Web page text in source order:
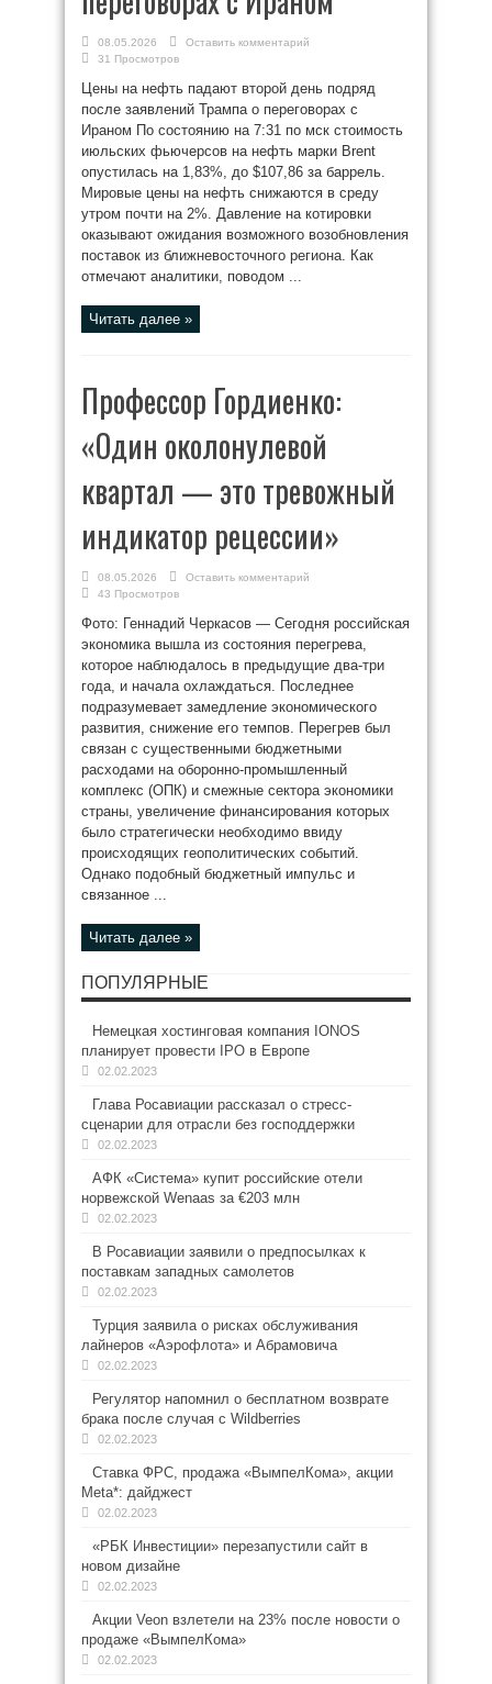
08.05.2026
Оставить комментарий
31 Просмотров
Цены на нефть падают второй день подряд
после заявлений Трампа о переговорах с
Ираном По состоянию на 7:31 по мск стоимость
июльских фьючерсов на нефть марки Brent
опустилась на 1,83%, до $107,86 за баррель.
Мировые цены на нефть снижаются в среду
утром почти на 2%. Давление на котировки
оказывают ожидания возможного возобновления
поставок из ближневосточного региона. Как
отмечают аналитики, поводом ...
Читать далее »
Профессор Гордиенко:
«Один околонулевой
квартал — это тревожный
индикатор рецессии»
08.05.2026
Оставить комментарий
43 Просмотров
Фото: Геннадий Черкасов — Сегодня российская
экономика вышла из состояния перегрева,
которое наблюдалось в предыдущие два-три
года, и начала охлаждаться. Последнее
подразумевает замедление экономического
развития, снижение его темпов. Перегрев был
связан с существенными бюджетными
расходами на оборонно-промышленный
комплекс (ОПК) и смежные сектора экономики
страны, увеличение финансирования которых
было стратегически необходимо ввиду
происходящих геополитических событий.
Однако подобный бюджетный импульс и
связанное ...
Читать далее »
ПОПУЛЯРНЫЕ
Немецкая хостинговая компания IONOS
планирует провести IPO в Европе
02.02.2023
Глава Росавиации рассказал о стресс-
сценарии для отрасли без господдержки
02.02.2023
АФК «Система» купит российские отели
норвежской Wenaas за €203 млн
02.02.2023
В Росавиации заявили о предпосылках к
поставкам западных самолетов
02.02.2023
Турция заявила о рисках обслуживания
лайнеров «Аэрофлота» и Абрамовича
02.02.2023
Регулятор напомнил о бесплатном возврате
брака после случая с Wildberries
02.02.2023
Ставка ФРС, продажа «ВымпелКома», акции
Meta*: дайджест
02.02.2023
«РБК Инвестиции» перезапустили сайт в
новом дизайне
02.02.2023
Акции Veon взлетели на 23% после новости о
продаже «ВымпелКома»
02.02.2023